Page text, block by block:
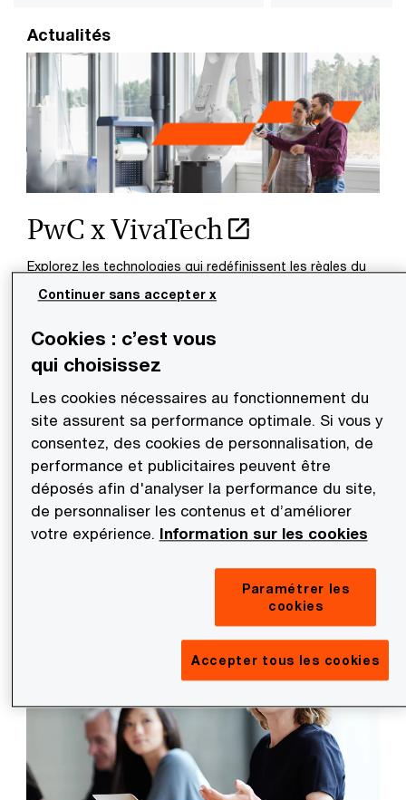
Actualités
PwC x VivaTech
Explorez les technologies qui redéfinissent les règles du
Priorités 2026 des
Directions financières
Renforcer la synergie entre Finance et Fiscalité
Cookies : c’est vous
qui choisissez
Les cookies nécessaires au fonctionnement du
site assurent sa performance optimale. Si vous y
consentez, des cookies de personnalisation, de
performance et publicitaires peuvent être
déposés afin d'analyser la performance du site,
de personnaliser les contenus et d’améliorer
votre expérience. Information sur les cookies
Paramétrer les
cookies
Accepter tous les cookies
Continuer sans accepter x